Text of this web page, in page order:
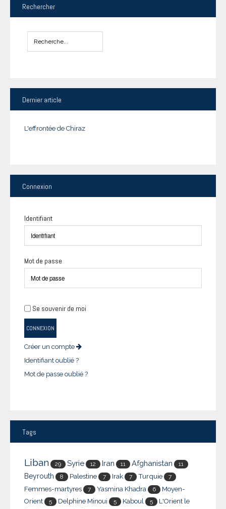
Rechercher
Dernier article
L'effrontée de Chiraz
Connexion
Identifiant
Mot de passe
Se souvenir de moi
CONNEXION
Créer un compte
Identifiant oublié ?
Mot de passe oublié ?
Tags
Liban 29 Syrie 12 Iran 11 Afghanistan 11
Beyrouth 8 Palestine 7 Irak 7 Turquie 7
Femmes-martyres 7 Yasmina Khadra 6
Moyen-
Orient
5 Delphine Minoui 5 Kaboul 5
L'Orient le